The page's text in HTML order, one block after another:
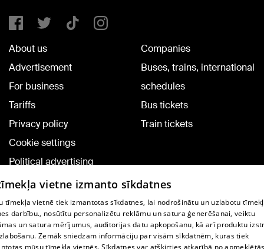
About us
Advertisement
For business
Tariffs
Privacy policy
Cookie settings
Political advertising
Cookie policy
Commenting terms
Companies
Buses, trains, international
schedules
Bus tickets
Train tickets
TV program
Contract rules
vietne izmanto sīkdatnes
tīmekļa vietnē tiek izmantotas sīkdatnes, lai nodrošinātu un uzlabotu
darbību., nosūtītu personalizētu reklāmu un satura ģenerēšanai, veiktu
un satura mērījumus, auditorijas datu apkopošanu, kā arī produktu
Zemāk sniedzam informāciju par visām sīkdatnēm, kuras tiek
mūsu tīmekļa vietnēs. Sīkdatnes var atšķirties atkarībā no